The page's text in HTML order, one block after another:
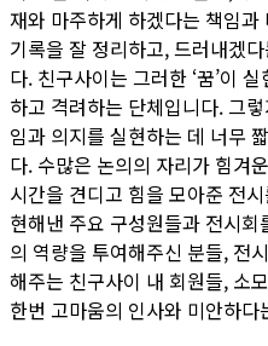
재와 마주하게 하겠다는 책임과
기록을 잘 정리하고, 드러내겠
다. 친구사이는 그러한 ‘꿈’이
하고 격려하는 단체입니다. 그
임과 의지를 실현하는 데 너무
다. 수많은 논의의 자리가 힘겨
시간을 견디고 힘을 모아준 전
현해낸 주요 구성원들과 전시
의 역량을 투여해주신 분들, 전
해주는 친구사이 내 회원들, 소
한번 고마움의 인사와 미안하